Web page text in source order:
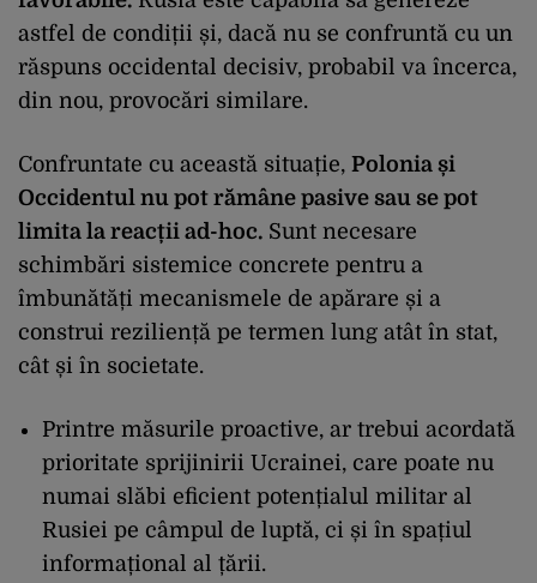
astfel de condiții și, dacă nu se confruntă cu un
răspuns occidental decisiv, probabil va încerca,
din nou, provocări similare.
Confruntate cu această situație, Polonia și
Occidentul nu pot rămâne pasive sau se pot
limita la reacții ad-hoc. Sunt necesare
schimbări sistemice concrete pentru a
îmbunătăți mecanismele de apărare și a
construi reziliență pe termen lung atât în ​​stat,
cât și în societate.
Printre măsurile proactive, ar trebui acordată
prioritate sprijinirii Ucrainei, care poate nu
numai slăbi eficient potențialul militar al
Rusiei pe câmpul de luptă, ci și în spațiul
informațional al țării.